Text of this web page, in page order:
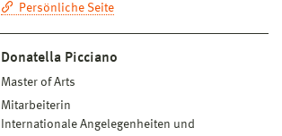
Persönliche Seite
Donatella Picciano
Master of Arts
Mitarbeiterin
Internationale Angelegenheiten und